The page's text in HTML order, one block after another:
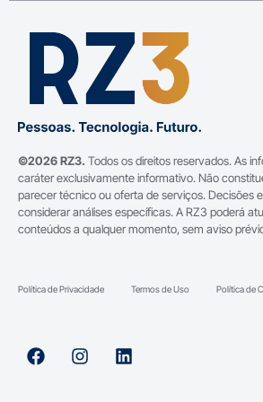
©2026 RZ3. Todos os direitos reservados. As
caráter exclusivamente informativo. Não
parecer técnico ou oferta de serviços. Decisões
considerar análises específicas. A RZ3 poderá
conteúdos a qualquer momento, sem aviso
Política de Privacidade Termos de Uso Política de